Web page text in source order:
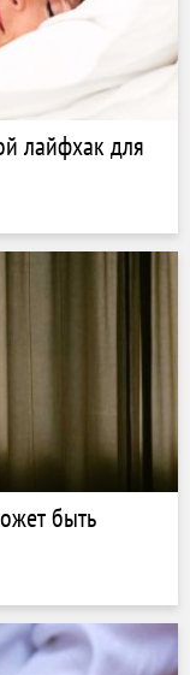
лайфхак для
быть